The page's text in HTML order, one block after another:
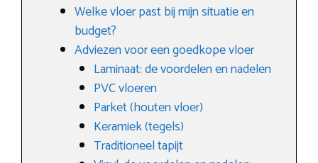
Welke vloer past bij mijn situatie en
budget?
Adviezen voor een goedkope vloer
Laminaat: de voordelen en nadelen
PVC vloeren
Parket (houten vloer)
Keramiek (tegels)
Traditioneel tapijt